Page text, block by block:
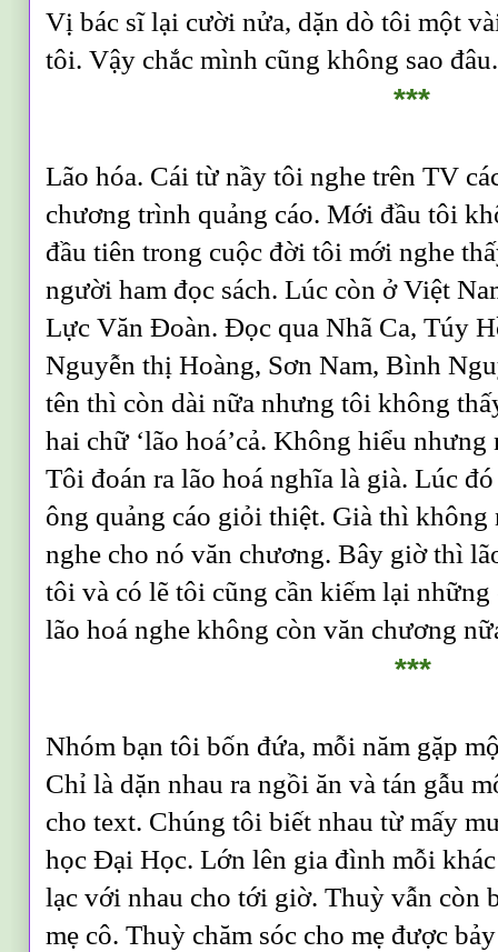
Vị bác sĩ lại cười nửa, dặn dò tôi một
tôi. Vậy chắc mình cũng không sao
***
Lão hóa. Cái từ nầy tôi nghe trên TV
chương trình quảng cáo. Mới đầu tôi
đầu tiên trong cuộc đời tôi mới nghe
người ham đọc sách. Lúc còn ở Việt
Lực Văn Đoàn. Đọc qua Nhã Ca, Túy
Nguyễn thị Hoàng, Sơn Nam, Bình
tên thì còn dài nữa nhưng tôi không
hai chữ ‘lão hoá’cả. Không hiểu
Tôi đoán ra lão hoá nghĩa là già. Lúc
ông quảng cáo giỏi thiệt. Già thì không
nghe cho nó văn chương. Bây giờ thì
tôi và có lẽ tôi cũng cần kiếm lại
lão hoá nghe không còn văn chương
***
Nhóm bạn tôi bốn đứa, mỗi năm gặp
Chỉ là dặn nhau ra ngồi ăn và tán gẫu
cho text. Chúng tôi biết nhau từ mấy
học Đại Học. Lớn lên gia đình mỗi
lạc với nhau cho tới giờ. Thuỳ vẫn còn
mẹ cô. Thuỳ chăm sóc cho mẹ được